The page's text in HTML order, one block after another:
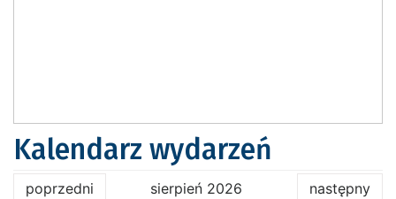
Kalendarz wydarzeń
poprzedni sierpień 2026 następny